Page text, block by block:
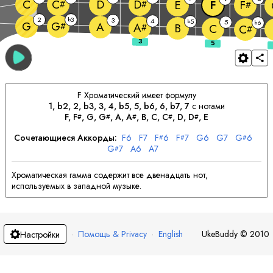
G 2 G#
b3 A 3 A# 4 B b5 C 5 C#
b6
C C# D D# E F F#
F Хроматический имеет формулу
1, b2, 2, b3, 3, 4, b5, 5, b6, 6, b7, 7 с нотами
F, F#, G, G#, A, A#, B, C, C#, D, D#, E
Сочетающиеся Аккорды: F6 F7 F#6 F#7 G6 G7 G#6
G#7 A6 A7
Хроматическая гамма содержит все двенадцать нот,
используемых в западной музыке.
Настройки · Помощь & Privacy · English UkeBuddy © 2010